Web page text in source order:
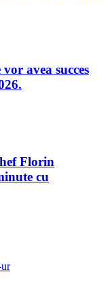
avea succes
Florin
cu